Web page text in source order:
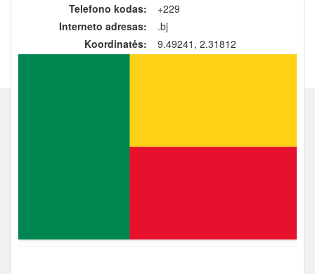
Telefono kodas:
+229
Interneto adresas:
.bj
Koordinatės:
9.49241, 2.31812